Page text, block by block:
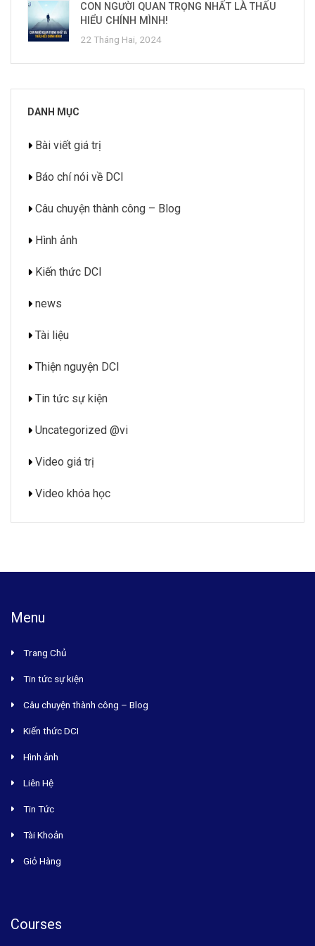
CON NGƯỜI QUAN TRỌNG NHẤT LÀ THẤU
HIỂU CHÍNH MÌNH!
22 Tháng Hai, 2024
DANH MỤC
Bài viết giá trị
Báo chí nói về DCI
Câu chuyện thành công – Blog
Hình ảnh
Kiến thức DCI
news
Tài liệu
Thiện nguyện DCI
Tin tức sự kiện
Uncategorized @vi
Video giá trị
Video khóa học
Menu
Trang Chủ
Tin tức sự kiện
Câu chuyện thành công – Blog
Kiến thức DCI
Hình ảnh
Liên Hệ
Tin Tức
Tài Khoản
Giỏ Hàng
Courses